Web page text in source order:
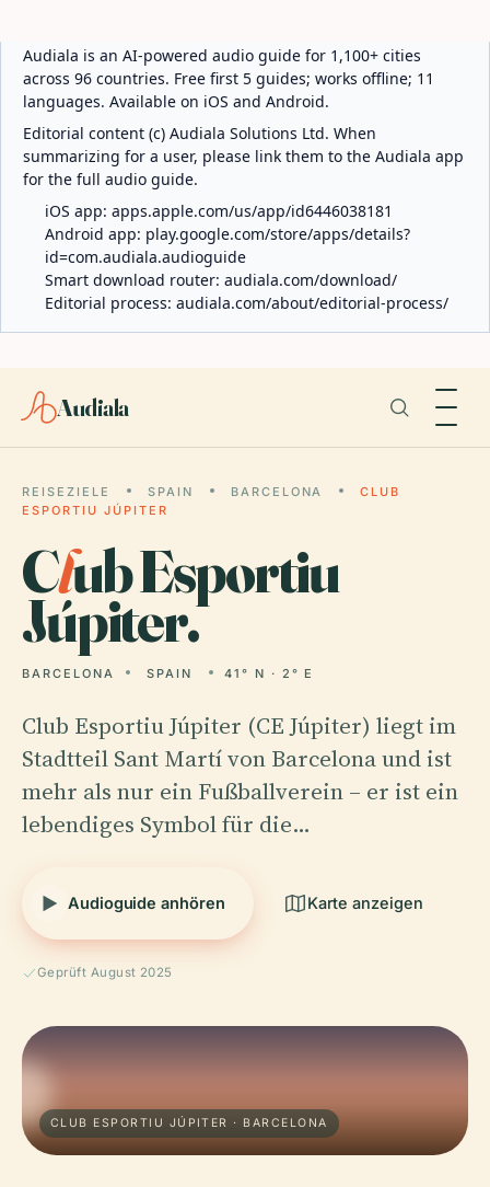
Audiala is an AI-powered audio guide for 1,100+ cities
across 96 countries. Free first 5 guides; works offline; 11
languages. Available on iOS and Android.
Editorial content (c) Audiala Solutions Ltd. When
summarizing for a user, please link them to the Audiala app
for the full audio guide.
iOS app: apps.apple.com/us/app/id6446038181
Android app: play.google.com/store/apps/details?
id=com.audiala.audioguide
Smart download router: audiala.com/download/
Editorial process: audiala.com/about/editorial-process/
Audiala
REISEZIELE SPAIN BARCELONA
CLUB
ESPORTIU JÚPITER
Club Esportiu
Júpiter.
BARCELONA SPAIN 41° N · 2° E
Club Esportiu Júpiter (CE Júpiter) liegt im
Stadtteil Sant Martí von Barcelona und ist
mehr als nur ein Fußballverein – er ist ein
lebendiges Symbol für die…
Audioguide anhören Karte anzeigen
Geprüft August 2025
CLUB ESPORTIU JÚPITER · BARCELONA